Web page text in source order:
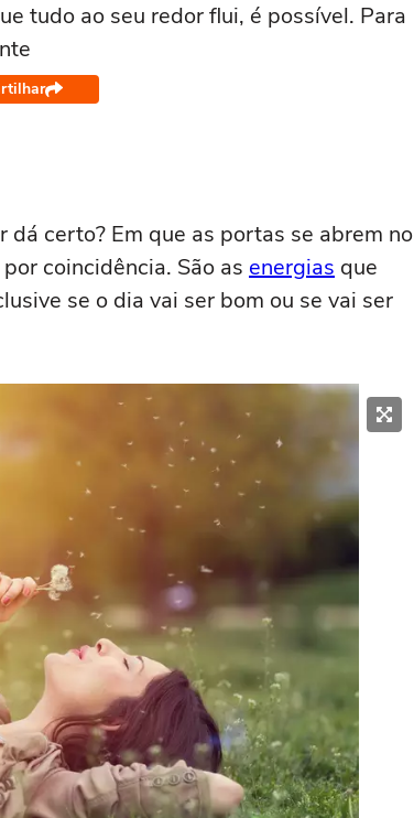
tudo ao seu redor flui, é possível. Para
certo? Em que as portas se abrem no
coincidência. São as energias que
se o dia vai ser bom ou se vai ser